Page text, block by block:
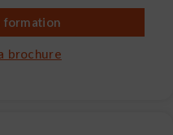
formation
brochure